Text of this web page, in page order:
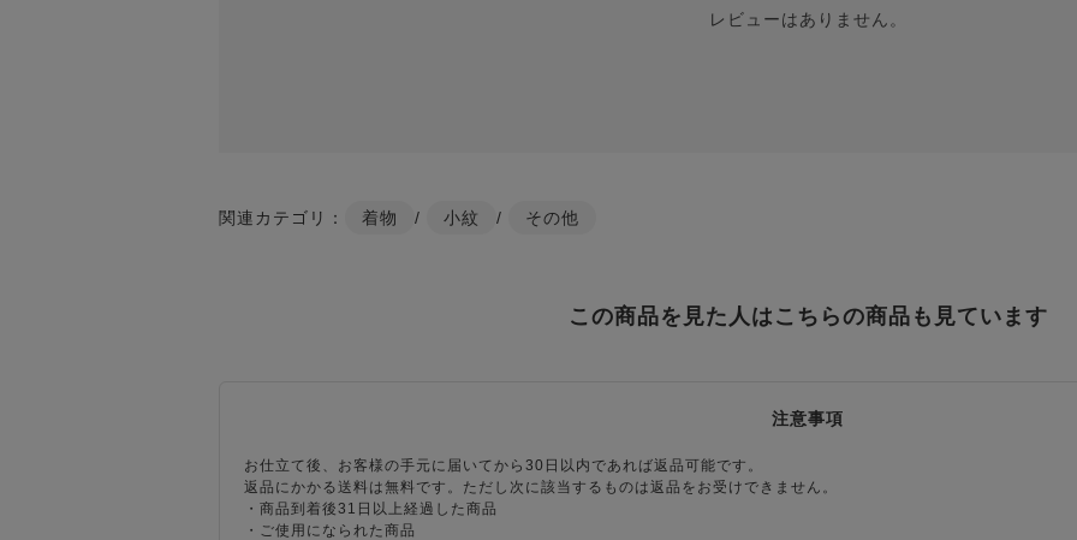
レビューはありません。
関連カテゴリ： 着物 / 小紋 / その他
この商品を見た人はこちらの商品も見ています
注意事項
お仕立て後、お客様の手元に届いてから30日以内であれば返品可能です。
返品にかかる送料は無料です。ただし次に該当するものは返品をお受けできません。
・商品到着後31日以上経過した商品
・ご使用になられた商品